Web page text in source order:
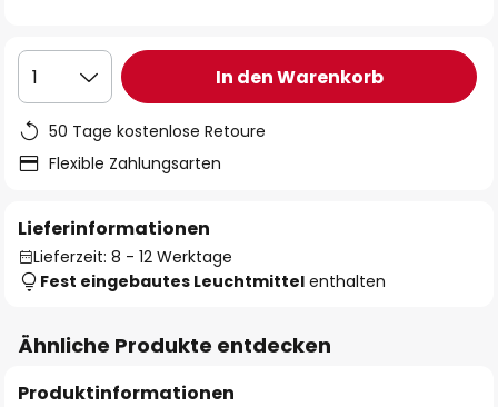
1 In den Warenkorb
50 Tage kostenlose Retoure
Flexible Zahlungsarten
Lieferinformationen
Lieferzeit: 8 - 12 Werktage
Fest eingebautes Leuchtmittel enthalten
Ähnliche Produkte entdecken
Produktinformationen